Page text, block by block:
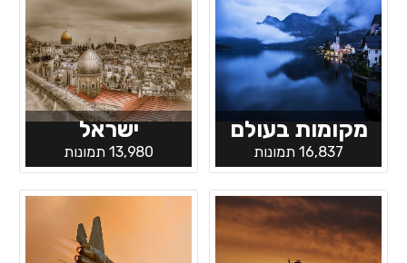
מקומות בעולם
16,837 תמונות
ישראל
13,980 תמונות